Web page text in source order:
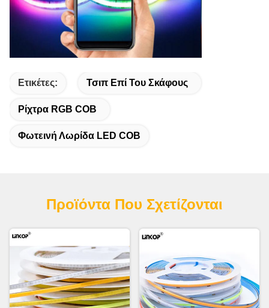
Ετικέτες: Τσιπ Επί Του Σκάφους
Ρίχτρα RGB COB
Φωτεινή Λωρίδα LED COB
Προϊόντα Που Σχετίζονται